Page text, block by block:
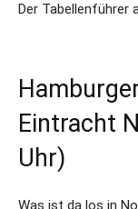
Der Tabellenführer
Eintracht
Uhr)
Was ist da los in